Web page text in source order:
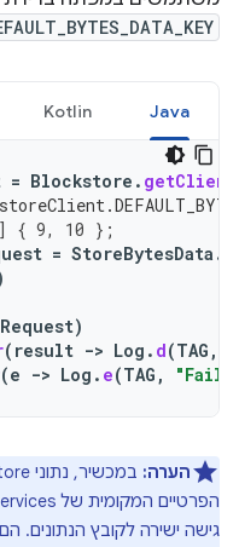
Java
Kotlin
= Blockstore . getClient
{ 9, 10 };
= StoreBytesData .
)
( result -> Log . d(TAG ,
(e -> Log . e(TAG ,
הערה: